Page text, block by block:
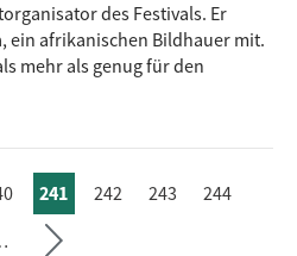
des Festivals. Er
ein afrikanischen Bildhauer mit.
mehr als genug für den
241 242 243
244
ächs
›